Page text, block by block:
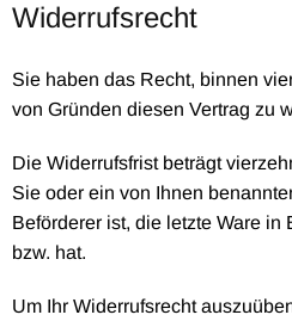
Widerrufsrecht
Sie haben das Recht, binnen
von Gründen diesen Vertrag zu
Die Widerrufsfrist beträgt
Sie oder ein von Ihnen
Beförderer ist, die letzte Ware in
bzw. hat.
Um Ihr Widerrufsrecht